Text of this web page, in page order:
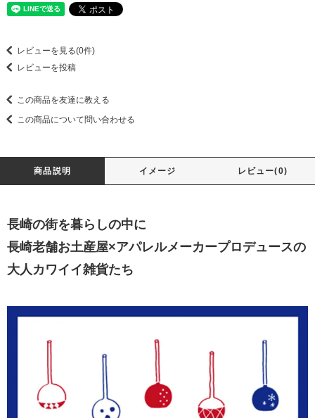
レビューを見る(0件)
レビューを投稿
この商品を友達に教える
この商品について問い合わせる
商品説明 イメージ レビュー(0)
長崎の街を暮らしの中に
長崎老舗お土産屋×アパレルメーカープロデュースの
大人カワイイ雑貨たち